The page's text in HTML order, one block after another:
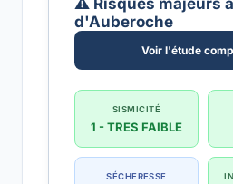
⚠️ Risques majeurs
d'Auberoche
Voir l'étude
SISMICITÉ
1 - TRES FAIBLE
SÉCHERESSE